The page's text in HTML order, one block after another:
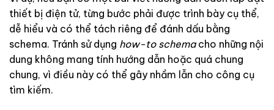
thiết bị điện tử, từng bước phải được trình bày cụ thể,
dễ hiểu và có thể tách riêng để đánh dấu bằng
schema. Tránh sử dụng how-to schemacho những nội
dung không mang tính hướng dẫn hoặc quá chung
chung, vì điều này có thể gây nhầm lẫn cho công cụ
tìm kiếm.